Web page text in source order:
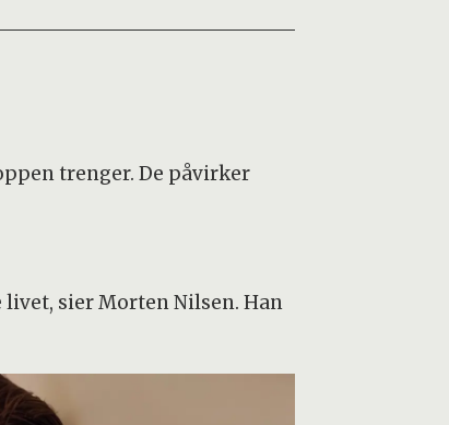
trenger. De påvirker
sier Morten Nilsen. Han